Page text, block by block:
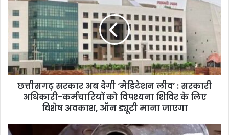
छत्तीसगढ़ सरकार अब देगी ‘मेडिटेशन लीव’ : सरकारी
अधिकारी-कर्मचारियों को विपश्यना शिविर के लिए
विशेष अवकाश, ऑन ड्यूटी माना जाएगा